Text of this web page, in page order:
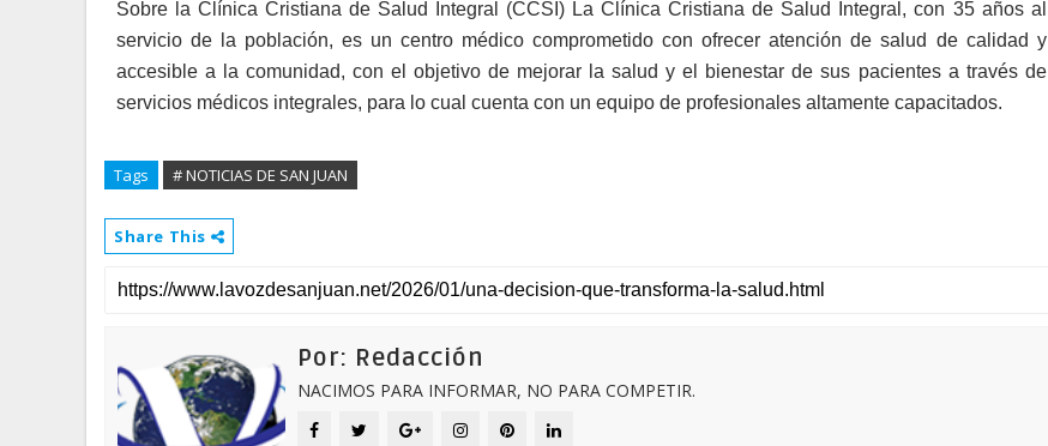
Sobre la Clínica Cristiana de Salud Integral (CCSI) La Clínica Cristiana de Salud Integral, con 35 años al
servicio de la población, es un centro médico comprometido con ofrecer atención de salud de calidad y
accesible a la comunidad, con el objetivo de mejorar la salud y el bienestar de sus pacientes a través de
servicios médicos integrales, para lo cual cuenta con un equipo de profesionales altamente capacitados.
Tags # NOTICIAS DE SAN JUAN
Share This
Por: Redacción
NACIMOS PARA INFORMAR, NO PARA COMPETIR.